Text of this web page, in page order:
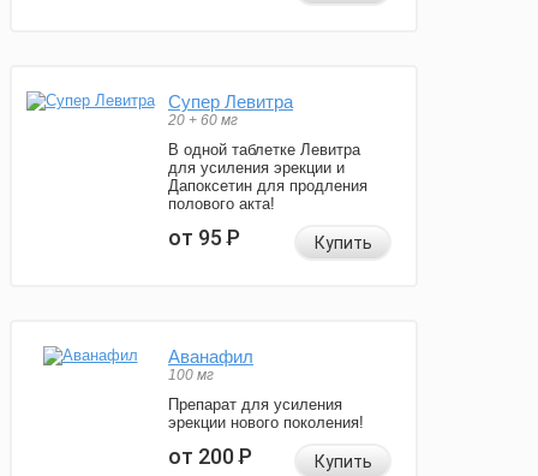
Супер Левитра
20 + 60 мг
В одной таблетке Левитра
для усиления эрекции и
Дапоксетин для продления
полового акта!
от 95Р Купить
Аванафил
100 мг
Препарат для усиления
эрекции нового поколения!
от 200Р Купить